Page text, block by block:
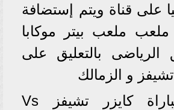
على قناة ويتم إستضافة
ملعب ملعب بيتر موكابا
الرياضى بالتعليق على
تشيفز و الزمالك
بطاقة المباراة كايزر تشيفز Vs